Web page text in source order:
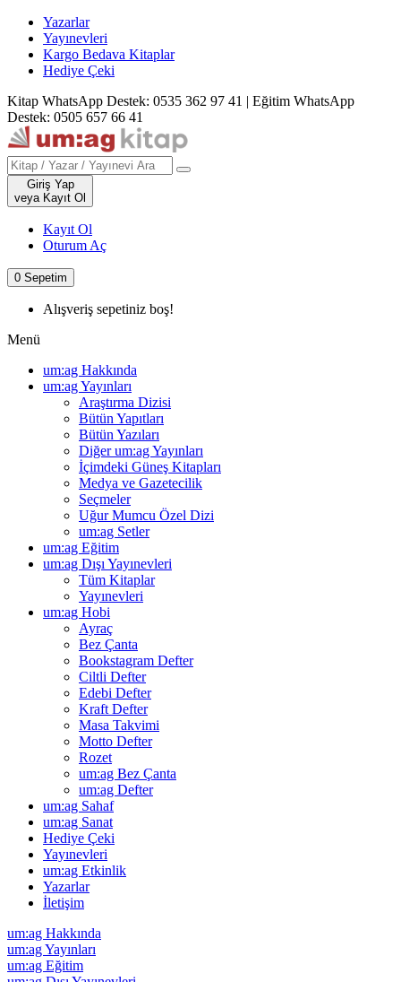
Yazarlar
Yayınevleri
Kargo Bedava Kitaplar
Hediye Çeki
Kitap WhatsApp Destek: 0535 362 97 41 | Eğitim WhatsApp
Destek: 0505 657 66 41
Giriş Yap
veya Kayıt Ol
Kayıt Ol
Oturum Aç
0 Sepetim
Alışveriş sepetiniz boş!
Menü
um:ag Hakkında
um:ag Yayınları
Araştırma Dizisi
Bütün Yapıtları
Bütün Yazıları
Diğer um:ag Yayınları
İçimdeki Güneş Kitapları
Medya ve Gazetecilik
Seçmeler
Uğur Mumcu Özel Dizi
um:ag Setler
um:ag Eğitim
um:ag Dışı Yayınevleri
Tüm Kitaplar
Yayınevleri
um:ag Hobi
Ayraç
Bez Çanta
Bookstagram Defter
Ciltli Defter
Edebi Defter
Kraft Defter
Masa Takvimi
Motto Defter
Rozet
um:ag Bez Çanta
um:ag Defter
um:ag Sahaf
um:ag Sanat
Hediye Çeki
Yayınevleri
um:ag Etkinlik
Yazarlar
İletişim
um:ag Hakkında
um:ag Yayınları
um:ag Eğitim